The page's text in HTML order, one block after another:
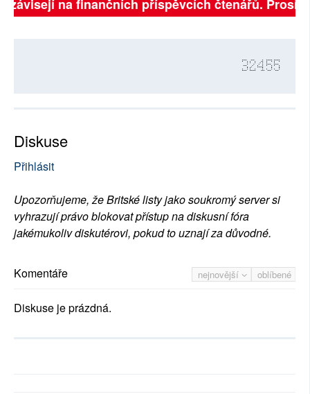
na finančních příspěvcích čtenářů.
32455
Diskuse
Přihlásit
Upozorňujeme, že Britské listy jako soukromý server si
vyhrazují právo blokovat přístup na diskusní fóra
jakémukoliv diskutérovi, pokud to uznají za důvodné.
nejnovější oblíbené
Komentáře
Diskuse je prázdná.